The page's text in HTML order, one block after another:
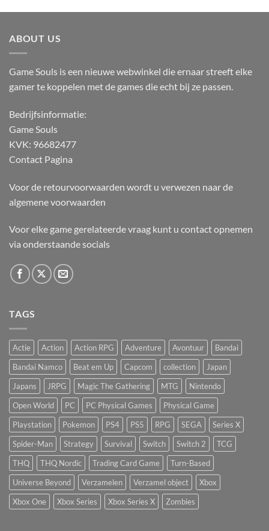
ABOUT US
Game Souls is een nieuwe webwinkel die ernaar streeft elke
gamer te koppelen met de games die echt bij ze passen.
Bedrijfsinformatie:
Game Souls
KVK: 96682477
Contact Pagina
Voor de retourvoorwaarden wordt u verwezen naar de
algemene voorwaarden
Voor elke game gerelateerde vraag kunt u contact opnemen
via onderstaande socials
TAGS
Actie Action Action RPG Adventure Avontuur
Bandai
Bandai Namco
Beat em Up Capcom collection
Japan
Japans
JRPG Magic The Gathering MTG
Nintendo
Open World
PC PC Physical Games
Physical Game
Playstation
Pokemon PS4 PS5 RPG SEGA
Series X
Spider-Man
Strategy Survival Switch Switch 2
TCG
THQ
THQ Nordic Trading Card Game
Turn-Based
Universe Beyond
Verzamelen Verzamel object
Xbox
Xbox One
Xbox Series Xbox Series X Zombies